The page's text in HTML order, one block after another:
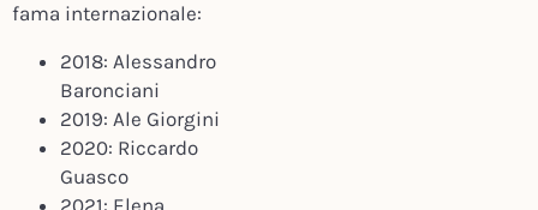
fama internazionale:
2018: Alessandro
Baronciani
2019: Ale Giorgini
2020: Riccardo
Guasco
2021: Elena